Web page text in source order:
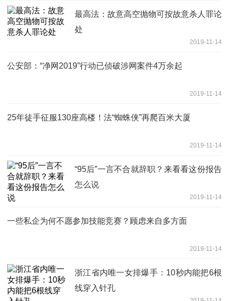
最高法：故意高空抛物可按故意杀人罪论
处
2019-11-14
公安部：“净网2019”行动已侦破涉网案件4万余起
2019-11-14
25年徒手征服130座高楼！法“蜘蛛侠”再爬百米大厦
2019-11-14
“95后”一言不合就辞职？来看看这份报告
怎么说
2019-11-14
一些私企为何不愿参加技能竞赛？顾虑来自多方面
2019-11-14
浙江省内唯一女排爆手：10秒内能把6根
线穿入针孔